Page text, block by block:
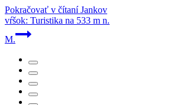
Pokračovať v čítaníJankov
vŕšok: Turistika na 533 m n.
M.